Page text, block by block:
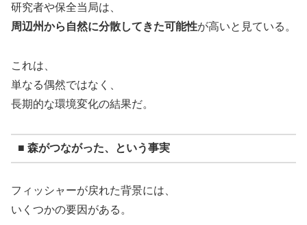
研究者や保全当局は、
周辺州から自然に分散してきた可能性が高いと見ている。
これは、
単なる偶然ではなく、
長期的な環境変化の結果だ。
■ 森がつながった、という事実
フィッシャーが戻れた背景には、
いくつかの要因がある。